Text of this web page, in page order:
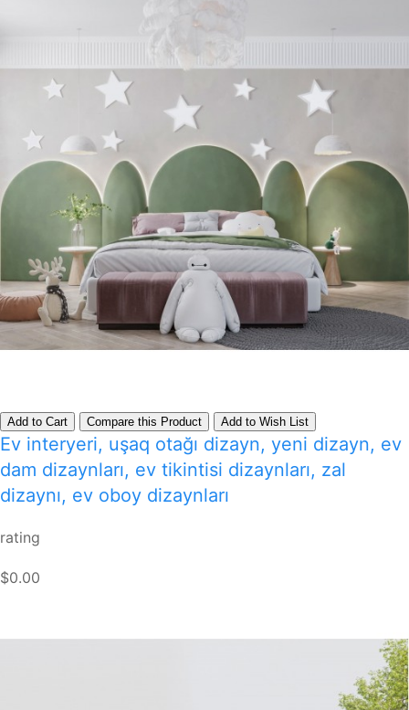
Add to Cart Compare this Product Add to Wish List
Ev interyeri, uşaq otağı dizayn, yeni dizayn, ev
dam dizaynları, ev tikintisi dizaynları, zal
dizaynı, ev oboy dizaynları
rating
$0.00